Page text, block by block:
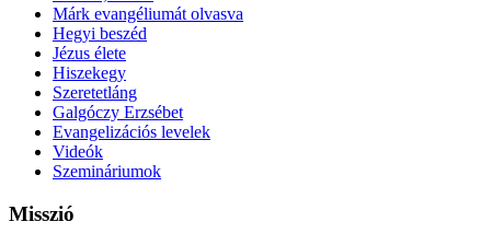
Márk evangéliumát olvasva
Hegyi beszéd
Jézus élete
Hiszekegy
Szeretetláng
Galgóczy Erzsébet
Evangelizációs levelek
Videók
Szemináriumok
Misszió